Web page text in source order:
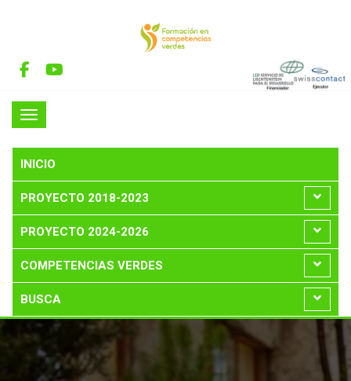
INICIO
PROYECTO 2018-2023
PROYECTO 2024-2026
COMPETENCIAS VERDES
BUSCA